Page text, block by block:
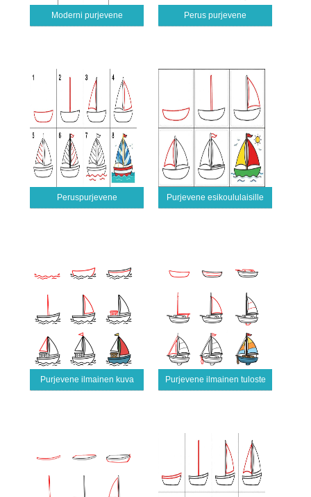
Moderni purjevene Perus purjevene
Peruspurjevene Purjevene esikoululaisille
Purjevene ilmainen kuva Purjevene ilmainen tuloste